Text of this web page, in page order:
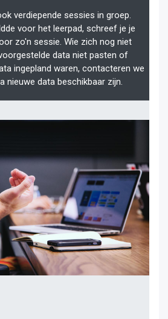
verdiepende sessies in groep.
voor het leerpad, schreef je je
zo'n sessie. Wie zich nog niet
data niet pasten of
ingepland waren, contacteren we
nieuwe data beschikbaar zijn.